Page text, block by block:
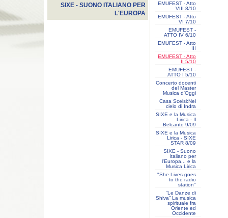
SIXE - SUONO ITALIANO PER
L'EUROPA
EMUFEST - Atto
VIII 8/10
EMUFEST - Atto
VI 7/10
EMUFEST -
ATTO IV 6/10
EMUFEST - Atto
III
EMUFEST - Atto
II 5/10
EMUFEST -
ATTO I 5/10
Concerto docenti
del Master
Musica d'Oggi
Casa Scelsi:Nel
cielo di Indra
SIXE e la Musica
Lirica - Il
Belcanto 9/09
SIXE e la Musica
Lirica - SIXE
STAR 8/09
SIXE - Suono
Italiano per
l'Europa... e la
Musica Lirica
"She Lives goes
to the radio
station"
“Le Danze di
Shiva” La musica
spirituale fra
Oriente ed
Occidente